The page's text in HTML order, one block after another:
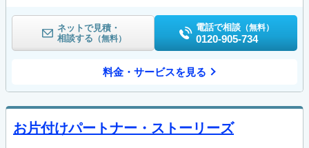
ネットで見積・
相談する （無料）
電話で相談 （無料）
0120-905-734
料金・サービスを見る
お片付けパートナー・ストーリーズ